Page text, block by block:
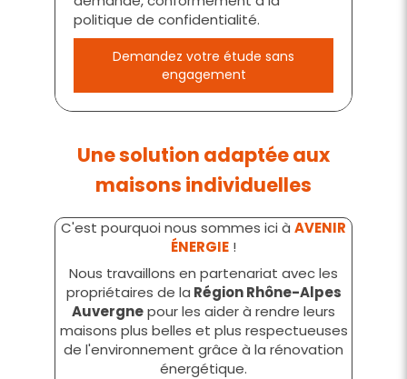
politique de confidentialité.
Demandez votre étude sans
engagement
Une solution adaptée aux
maisons individuelles
C'est pourquoi nous sommes ici à AVENIR
ÉNERGIE !
Nous travaillons en partenariat avec les
propriétaires de la Région Rhône-Alpes
Auvergnepour les aider à rendre leurs
maisons plus belles et plus respectueuses
de l'environnement grâce à la rénovation
énergétique.